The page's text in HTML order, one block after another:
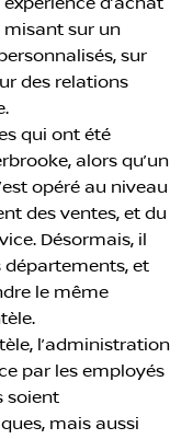
misant sur un
sur
des relations
qui ont été
alors qu’un
opéré au niveau
des ventes, et du
Désormais, il
départements, et
le même
l’administration
par les employés
soient
mais aussi